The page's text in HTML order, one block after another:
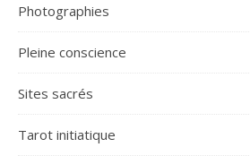
Photographies
Pleine conscience
Sites sacrés
Tarot initiatique